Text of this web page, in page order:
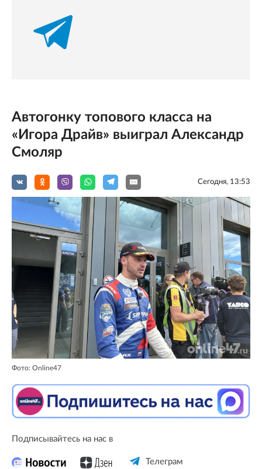
Автогонку топового класса на
«Игора Драйв» выиграл Александр
Смоляр
Сегодня, 13:53
Фото: Online47
Подписывайтесь на нас в
Телеграм